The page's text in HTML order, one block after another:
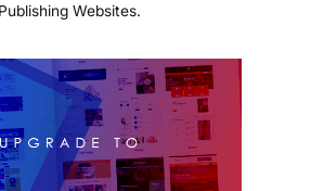
Websites.